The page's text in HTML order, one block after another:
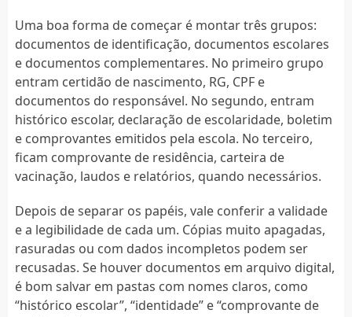
Uma boa forma de começar é montar três grupos:
documentos de identificação, documentos escolares
e documentos complementares. No primeiro grupo
entram certidão de nascimento, RG, CPF e
documentos do responsável. No segundo, entram
histórico escolar, declaração de escolaridade, boletim
e comprovantes emitidos pela escola. No terceiro,
ficam comprovante de residência, carteira de
vacinação, laudos e relatórios, quando necessários.
Depois de separar os papéis, vale conferir a validade
e a legibilidade de cada um. Cópias muito apagadas,
rasuradas ou com dados incompletos podem ser
recusadas. Se houver documentos em arquivo digital,
é bom salvar em pastas com nomes claros, como
“histórico escolar”, “identidade” e “comprovante de